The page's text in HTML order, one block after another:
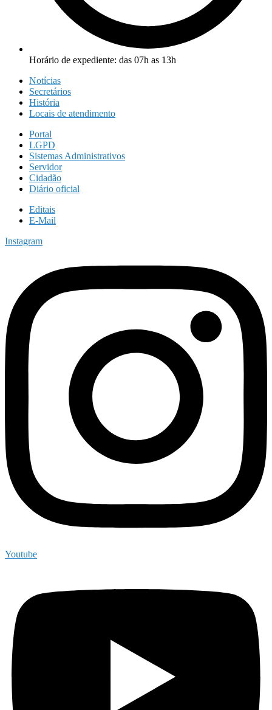
Horário de expediente: das 07h as 13h
Notícias
Secretários
História
Locais de atendimento
Portal
LGPD
Sistemas Administrativos
Servidor
Cidadão
Diário oficial
Editais
E-Mail
Instagram
Youtube